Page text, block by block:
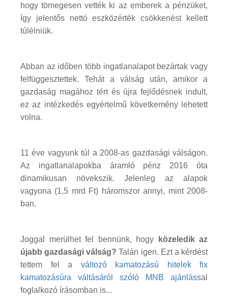
hogy tömegesen vették ki az emberek a pénzüket,
így jelentős nettó eszközérték csökkenést kellett
túlélniük.
Abban az időben több ingatlanalapot bezártak vagy
felfüggesztettek. Tehát a válság után, amikor a
gazdaság magához tért és újra fejlődésnek indult,
ez az intézkedés egyértelmű követkemény lehetett
volna.
11 éve vagyunk túl a 2008-as gazdasági válságon.
Az ingatlanalapokba áramló pénz 2016 óta
dinamikusan növekszik. Jelenleg az alapok
vagyona (1,5 mrd Ft) háromszor annyi, mint 2008-
ban.
Joggal merülhet fel bennünk, hogy
közeledik az
újabb gazdasági válság? Talán igen. Ezt a kérdést
tettem fel a változó kamatozású hitelek fix
kamatozásúra váltásáról szóló MNB ajánlással
foglalkozó írásomban is...